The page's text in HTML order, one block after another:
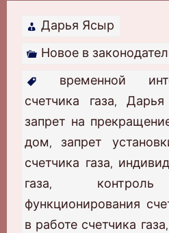
Дарья Ясыр
Новое в
временной
счетчика газа,
запрет на
дом, запрет
счетчика газа,
газа,
функционирования
в работе счетчика газа,